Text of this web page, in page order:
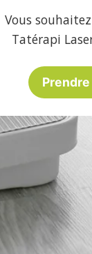
Vous
Tatérapi